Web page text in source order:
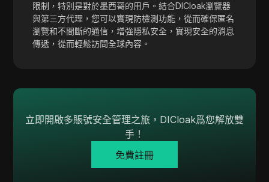
Telegram
TikTok
Twitch
限制，特別是對於墨西哥的用戶。結合DICloak瀏覽器
與第三方代理，您可以實現防檢測功能，從而確保匿名
瀏覽和不間斷的通信，增強隱私安全，實現安全的消息
傳遞，從而輕鬆訪問全球內容。
立即開啟多賬號安全管理之旅，DICloak爲您解放雙
手！
免費註冊